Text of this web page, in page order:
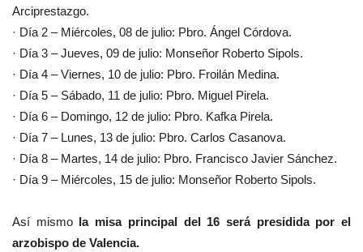
Arciprestazgo.
· Día 2 – Miércoles, 08 de julio: Pbro. Ángel Córdova.
· Día 3 – Jueves, 09 de julio: Monseñor Roberto Sipols.
· Día 4 – Viernes, 10 de julio: Pbro. Froilán Medina.
· Día 5 – Sábado, 11 de julio: Pbro. Miguel Pirela.
· Día 6 – Domingo, 12 de julio: Pbro. Kafka Pirela.
· Día 7 – Lunes, 13 de julio: Pbro. Carlos Casanova.
· Día 8 – Martes, 14 de julio: Pbro. Francisco Javier Sánchez.
· Día 9 – Miércoles, 15 de julio: Monseñor Roberto Sipols.
Así mismo la misa principal del 16 será presidida por el
arzobispo de Valencia.